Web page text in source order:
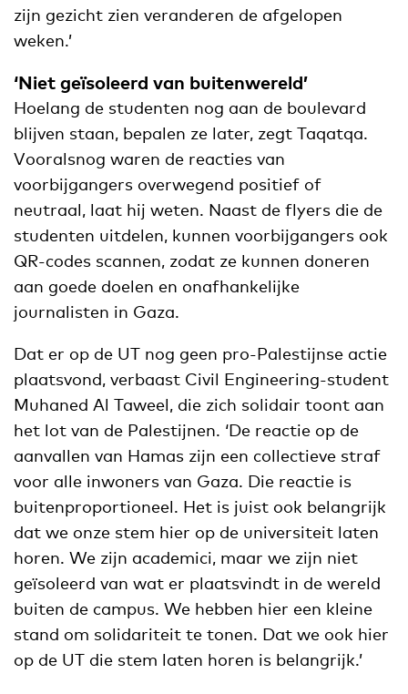
zijn gezicht zien veranderen de afgelopen
weken.’
‘Niet geïsoleerd van buitenwereld’
Hoelang de studenten nog aan de boulevard
blijven staan, bepalen ze later, zegt Taqatqa.
Vooralsnog waren de reacties van
voorbijgangers overwegend positief of
neutraal, laat hij weten. Naast de flyers die de
studenten uitdelen, kunnen voorbijgangers ook
QR-codes scannen, zodat ze kunnen doneren
aan goede doelen en onafhankelijke
journalisten in Gaza.
Dat er op de UT nog geen pro-Palestijnse actie
plaatsvond, verbaast Civil Engineering-student
Muhaned Al Taweel, die zich solidair toont aan
het lot van de Palestijnen. ‘De reactie op de
aanvallen van Hamas zijn een collectieve straf
voor alle inwoners van Gaza. Die reactie is
buitenproportioneel. Het is juist ook belangrijk
dat we onze stem hier op de universiteit laten
horen. We zijn academici, maar we zijn niet
geïsoleerd van wat er plaatsvindt in de wereld
buiten de campus. We hebben hier een kleine
stand om solidariteit te tonen. Dat we ook hier
op de UT die stem laten horen is belangrijk.’